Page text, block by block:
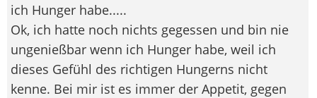
ich Hunger habe.....
Ok, ich hatte noch nichts gegessen und bin nie
ungenießbar wenn ich Hunger habe, weil ich
dieses Gefühl des richtigen Hungerns nicht
kenne. Bei mir ist es immer der Appetit, gegen